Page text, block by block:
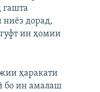
гашта
ниёз дорад,
ин ҳомии
ҳаракати
бо ин амалаш